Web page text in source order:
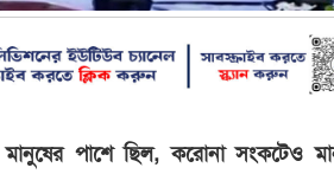
পাশে ছিল, করোনা সংকটেও